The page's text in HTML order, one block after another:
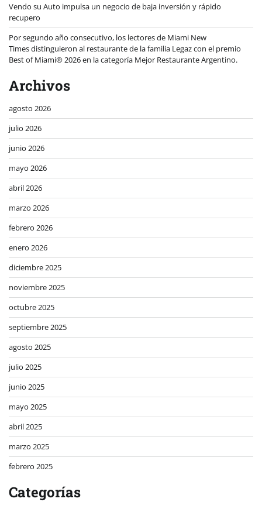
Vendo su Auto impulsa un negocio de baja inversión y rápido
recupero
Por segundo año consecutivo, los lectores de Miami New
Times distinguieron al restaurante de la familia Legaz con el premio
Best of Miami® 2026 en la categoría Mejor Restaurante Argentino.
Archivos
agosto 2026
julio 2026
junio 2026
mayo 2026
abril 2026
marzo 2026
febrero 2026
enero 2026
diciembre 2025
noviembre 2025
octubre 2025
septiembre 2025
agosto 2025
julio 2025
junio 2025
mayo 2025
abril 2025
marzo 2025
febrero 2025
Categorías